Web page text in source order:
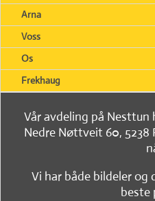
Arna
Voss
Os
Frekhaug
Vår avdeling på
Nedre Nøttveit 60, 5238
Vi har både bildeler og
beste